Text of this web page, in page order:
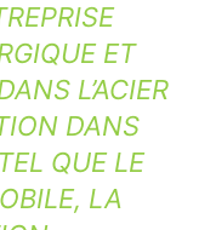
ET
L’ACIER
DANS
QUE LE
LA